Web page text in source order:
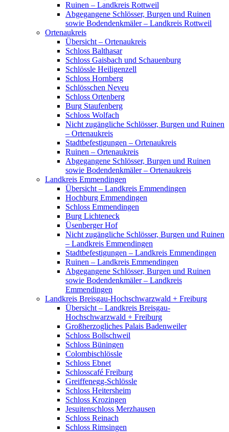
Ruinen – Landkreis Rottweil
Abgegangene Schlösser, Burgen und Ruinen
sowie Bodendenkmäler – Landkreis Rottweil
Ortenaukreis
Übersicht – Ortenaukreis
Schloss Balthasar
Schloss Gaisbach und Schauenburg
Schlössle Heiligenzell
Schloss Hornberg
Schlösschen Neveu
Schloss Ortenberg
Burg Staufenberg
Schloss Wolfach
Nicht zugängliche Schlösser, Burgen und Ruinen
– Ortenaukreis
Stadtbefestigungen – Ortenaukreis
Ruinen – Ortenaukreis
Abgegangene Schlösser, Burgen und Ruinen
sowie Bodendenkmäler – Ortenaukreis
Landkreis Emmendingen
Übersicht – Landkreis Emmendingen
Hochburg Emmendingen
Schloss Emmendingen
Burg Lichteneck
Üsenberger Hof
Nicht zugängliche Schlösser, Burgen und Ruinen
– Landkreis Emmendingen
Stadtbefestigungen – Landkreis Emmendingen
Ruinen – Landkreis Emmendingen
Abgegangene Schlösser, Burgen und Ruinen
sowie Bodendenkmäler – Landkreis
Emmendingen
Landkreis Breisgau-Hochschwarzwald + Freiburg
Übersicht – Landkreis Breisgau-
Hochschwarzwald + Freiburg
Großherzogliches Palais Badenweiler
Schloss Bollschweil
Schloss Büningen
Colombischlössle
Schloss Ebnet
Schlosscafé Freiburg
Greiffenegg-Schlössle
Schloss Heitersheim
Schloss Krozingen
Jesuitenschloss Merzhausen
Schloss Reinach
Schloss Rimsingen